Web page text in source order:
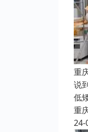
重
说
低
重
24-